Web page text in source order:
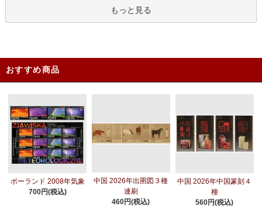
もっと見る
おすすめ商品
ポーランド 2008年気象
700円(税込)
中国 2026年出圉図３種
連刷
460円(税込)
中国 2026年中国篆刻４
種
560円(税込)